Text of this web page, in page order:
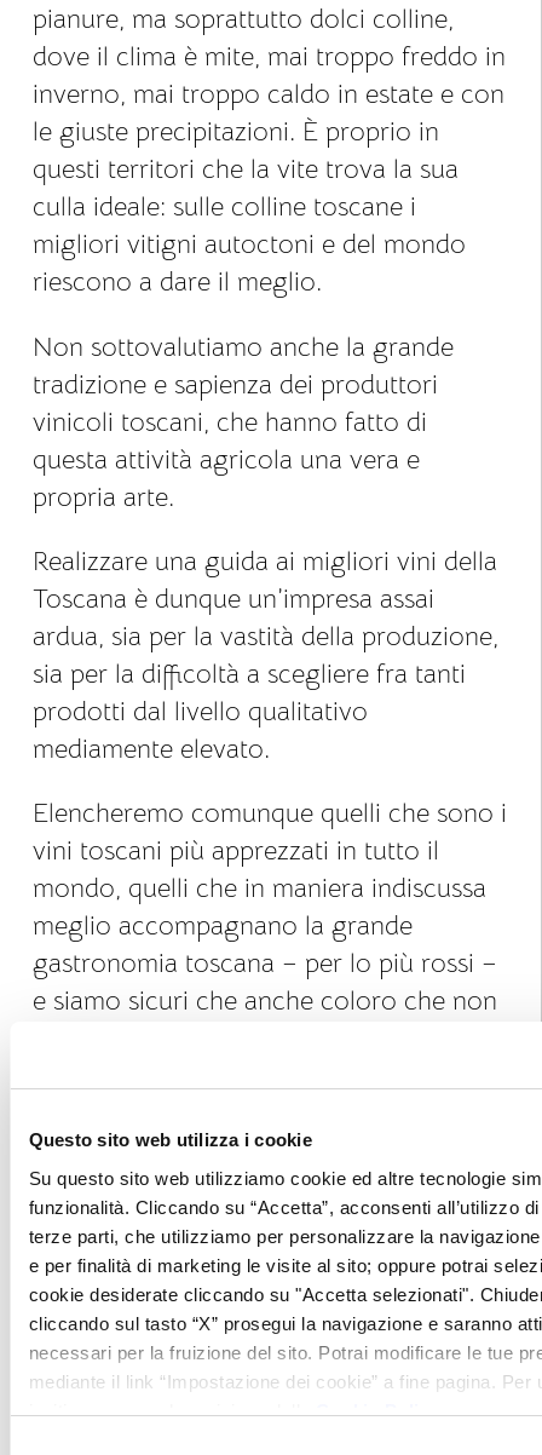
Questo sito web utilizza i cookie
Su questo sito web utilizziamo cookie ed altre tecnologie
funzionalità. Cliccando su “Accetta”, acconsenti all’utilizzo
terze parti, che utilizziamo per personalizzare la
e per finalità di marketing le visite al sito; oppure potrai
cookie desiderate cliccando su "Accetta selezionati".
cliccando sul tasto “X” prosegui la navigazione e saranno
necessari per la fruizione del sito. Potrai modificare le tue
mediante il link “Impostazione dei cookie” a fine pagina. Per
invitiamo a prendere visione dellaCookie Policy.
pianure, ma soprattutto dolci colline,
dove il clima è mite, mai troppo freddo in
inverno, mai troppo caldo in estate e con
le giuste precipitazioni. È proprio in
questi territori che la vite trova la sua
culla ideale: sulle colline toscane i
migliori vitigni autoctoni e del mondo
riescono a dare il meglio.
Non sottovalutiamo anche la grande
tradizione e sapienza dei produttori
vinicoli toscani, che hanno fatto di
questa attività agricola una vera e
propria arte.
Realizzare una guida ai migliori vini della
Toscana è dunque un’impresa assai
ardua, sia per la vastità della produzione,
sia per la difficoltà a scegliere fra tanti
prodotti dal livello qualitativo
mediamente elevato.
Elencheremo comunque quelli che sono i
vini toscani più apprezzati in tutto il
mondo, quelli che in maniera indiscussa
meglio accompagnano la grande
gastronomia toscana – per lo più rossi –
e siamo sicuri che anche coloro che non
Quando si parla di vino in Toscana non si
può non citare il grandissimo Brunello di
Montalcino, al quale noi vorremmo
affiancare per importanza il suo “fratello
minore”, il Rosso di Montalcino.
Sempre nella zona del senese, a sud della